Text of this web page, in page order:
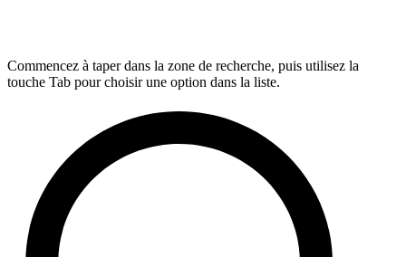
Commencez à taper dans la zone de recherche, puis utilisez la
touche Tab pour choisir une option dans la liste.